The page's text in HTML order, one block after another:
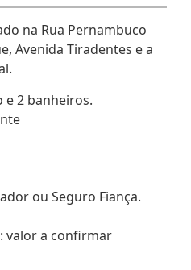
na Rua Pernambuco
Avenida Tiradentes e a
e 2 banheiros.
ou Seguro Fiança.
valor a confirmar